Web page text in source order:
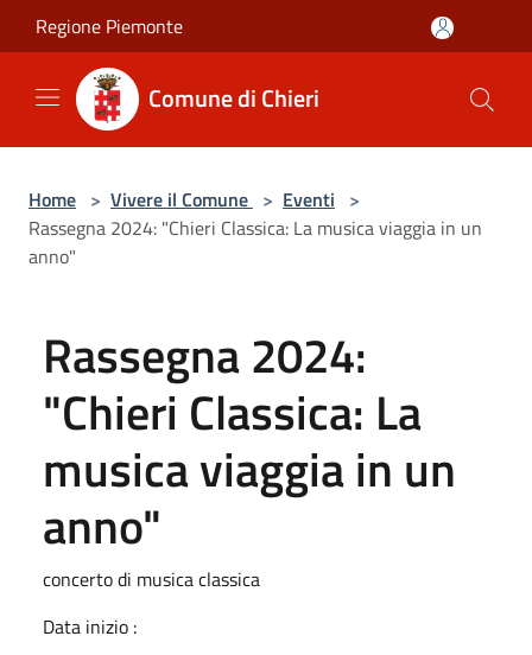
Salta al contenuto principale
Regione Piemonte
Comune di Chieri
Home > Vivere il Comune > Eventi >
Rassegna 2024: "Chieri Classica: La musica viaggia in un
anno"
Rassegna 2024:
"Chieri Classica: La
musica viaggia in un
anno"
concerto di musica classica
Data inizio :